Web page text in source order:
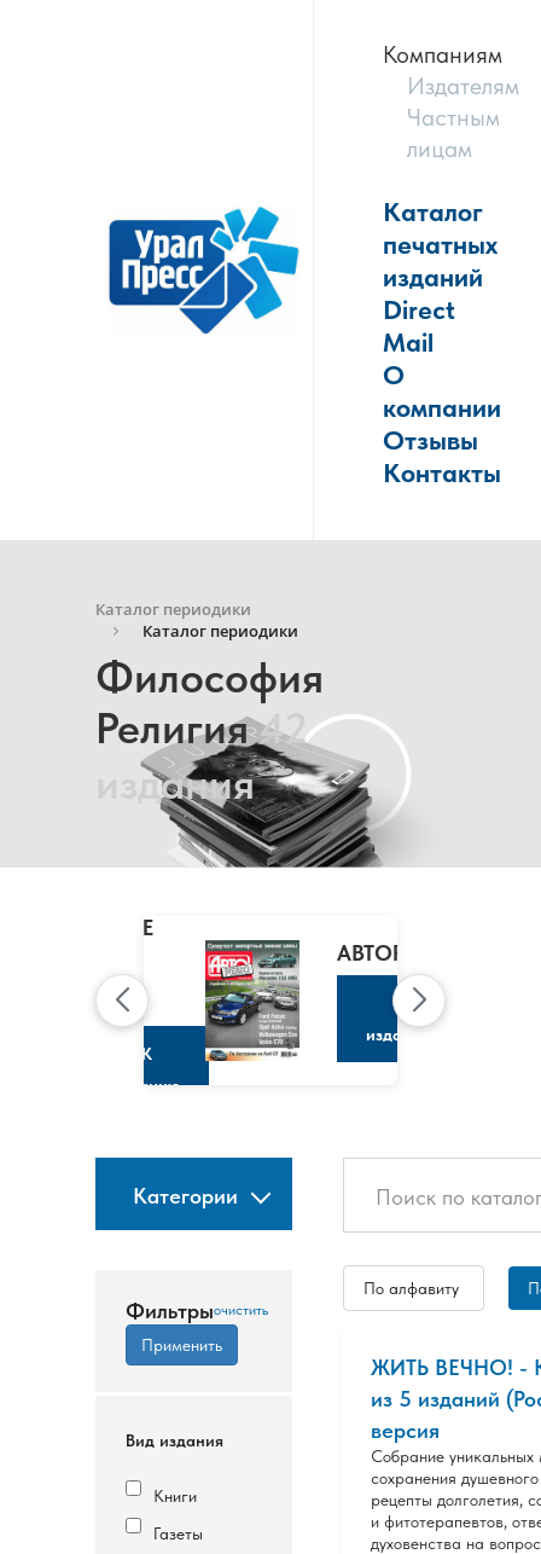
Компаниям
Издателям
Частным
лицам
Каталог
печатных
изданий
Direct
Mail
О
компании
Отзывы
Контакты
Каталог периодики
Каталог периодики
Философия
Религия42
издания
CLAIRE
МАРИ
КЛЭР
К
изданию
АВТОРЕВЮ
К
изданию
Категории
Фильтры
Вид издания
Книги
Газеты
По алфавиту
ЖИТЬ ВЕЧНО! -
из 5 изданий
версия
Собрание уникальных
сохранения
рецепты долголетия,
и фитотерапевтов,
духовенства на